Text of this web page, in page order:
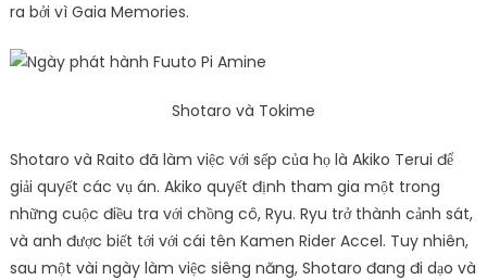
ra bởi vì Gaia Memories.
Shotaro và Tokime
Shotaro và Raito đã làm việc với sếp của họ là Akiko Terui để
giải quyết các vụ án. Akiko quyết định tham gia một trong
những cuộc điều tra với chồng cô, Ryu. Ryu trở thành cảnh sát,
và anh được biết tới với cái tên Kamen Rider Accel. Tuy nhiên,
sau một vài ngày làm việc siêng năng, Shotaro đang đi dạo và